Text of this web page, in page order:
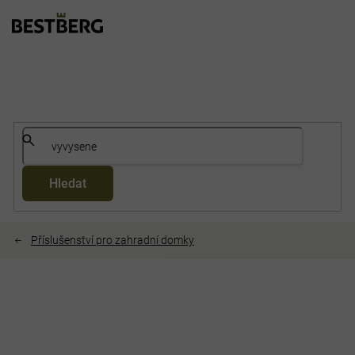
Hledat
Příslušenství pro zahradní domky